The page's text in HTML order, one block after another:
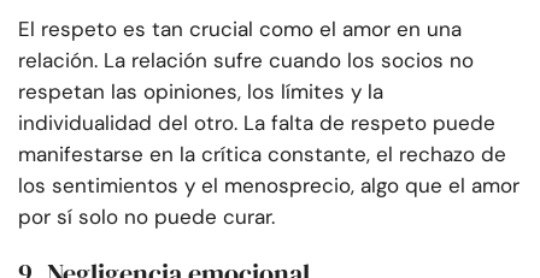
El respeto es tan crucial como el amor en una
relación. La relación sufre cuando los socios no
respetan las opiniones, los límites y la
individualidad del otro. La falta de respeto puede
manifestarse en la crítica constante, el rechazo de
los sentimientos y el menosprecio, algo que el amor
por sí solo no puede curar.